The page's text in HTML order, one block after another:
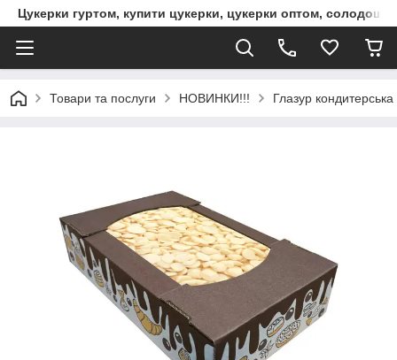
Цукерки гуртом, купити цукерки, цукерки оптом, солодощі
Товари та послуги НОВИНКИ!!! Глазур